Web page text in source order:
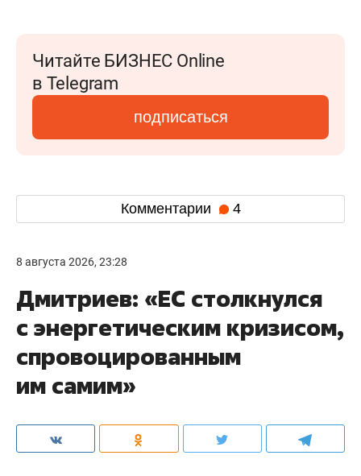
Читайте БИЗНЕС Online
в Telegram
подписаться
Комментарии 4
8 августа 2026, 23:28
Дмитриев: «ЕС столкнулся
с энергетическим кризисом,
спровоцированным
им самим»